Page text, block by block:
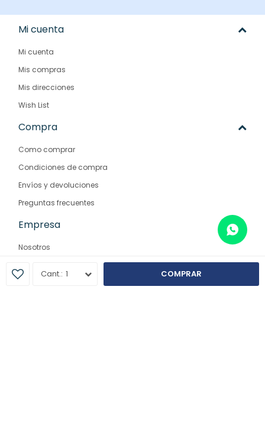
1 COMPRAR
Mi cuenta
Mi cuenta
Mis compras
Mis direcciones
Wish List
Compra
Como comprar
Condiciones de compra
Envíos y devoluciones
Preguntas frecuentes
Empresa
Nosotros